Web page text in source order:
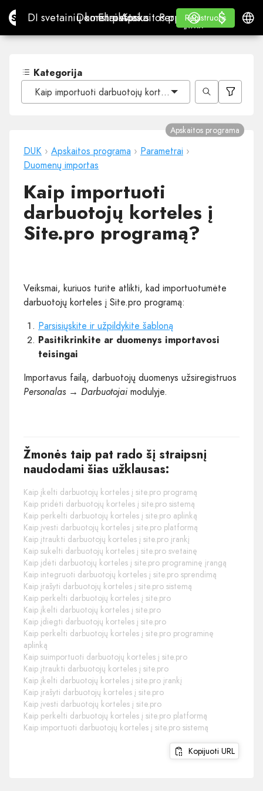
Site.proDI svetainių konstruktorius
DI svetainių konstruktorius
Domenai
DomenaiEl. paštas
El. paštasApskaitos programa
Apskaitos programa
Perpardavėjams
„WHITE LABEL“
Mokymasis
Mokymasis
Registruotis
Registruotis
Prisijungti
$
$
Kategorija
Kaip importuoti darbuotojų korteles į Site.pro programą?
DUK › Apskaitos programa › Parametrai ›
Duomenų importas
Apskaitos programa
Kaip importuoti
darbuotojų korteles į
Site.pro programą?
Veiksmai, kuriuos turite atlikti, kad importuotumėte
darbuotojų korteles į Site.pro programą:
Parsisiųskite ir užpildykite šabloną
Pasitikrinkite ar duomenys importavosi
teisingai
Importavus failą, darbuotojų duomenys užsiregistruos
Personalas → Darbuotojai modulyje.
Žmonės taip pat rado šį straipsnį
naudodami šias užklausas:
Kaip įkelti darbuotojų korteles į site.pro programą
Kaip pridėti darbuotojų korteles į site.pro sistemą
Kaip perkelti darbuotojų korteles į site.pro aplinką
Kaip įvesti darbuotojų korteles į site.pro platformą
Kaip įtraukti darbuotojų korteles į site.pro įrankį
Kaip sukelti darbuotojų korteles į site.pro svetainę
Kaip įdėti darbuotojų korteles į site.pro programinę įrangą
Kaip integruoti darbuotojų korteles į site.pro sprendimą
Kaip įrašyti darbuotojų korteles į site.pro sistemą
Kaip perkelti darbuotojų korteles į site.pro
Kaip įkelti darbuotojų korteles į site.pro
Kaip įdiegti darbuotojų korteles į site.pro
Kaip perkelti darbuotojų korteles į site.pro programinę
aplinką
Kaip suimportuoti darbuotojų korteles į site.pro
Kaip įtraukti darbuotojų korteles į site.pro
Kaip įkelti darbuotojų korteles į site.pro įrankį
Kaip įrašyti darbuotojų korteles į site.pro
Kaip įvesti darbuotojų korteles į site.pro
Kaip perkelti darbuotojų korteles į site.pro platformą
Kaip importuoti darbuotojų korteles į site.pro sistemą
Kopijuoti URL